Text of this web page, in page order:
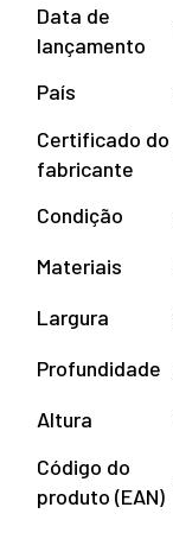
Data de
lançamento
País
Certificado do
fabricante
Condição
Materiais
Largura
Profundidade
Altura
Código do
produto (EAN)